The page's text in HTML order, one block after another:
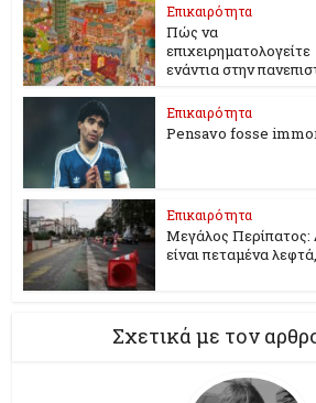
Επικαιρότητα
Πώς να
επιχειρηματολογείτε
ενάντια στην
Επικαιρότητα
Pensavo fosse
Επικαιρότητα
Μεγάλος Περίπατος:
είναι πεταμένα
Σχετικά με τον